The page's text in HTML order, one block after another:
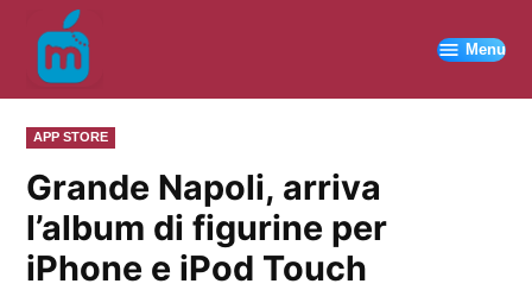
contenuto
Menu
PUBBLICATO
IN
APP STORE
Grande Napoli, arriva
l’album di figurine per
iPhone e iPod Touch